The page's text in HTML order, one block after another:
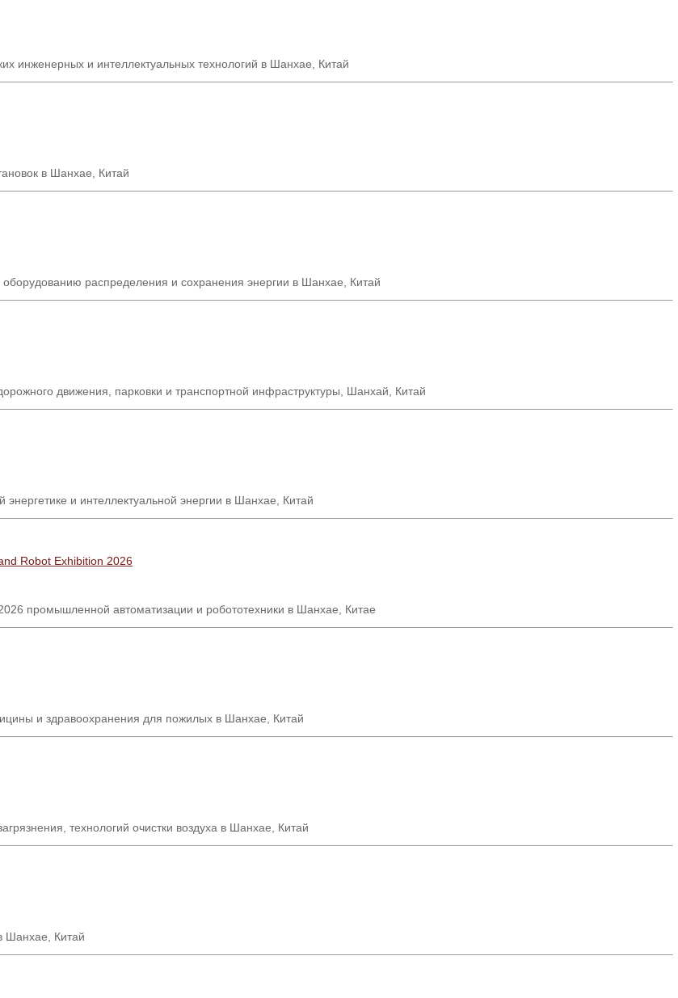
инженерных и интеллектуальных технологий в Шанхае, Китай
в Шанхае, Китай
распределения и сохранения энергии в Шанхае, Китай
движения, парковки и транспортной инфраструктуры, Шанхай, Китай
и интеллектуальной энергии в Шанхае, Китай
Robot Exhibition 2026
промышленной автоматизации и робототехники в Шанхае Китае
и здравоохранения для пожилых в Шанхае, Китай
технологий очистки воздуха в Шанхае, Китай
Шанхае, Китай